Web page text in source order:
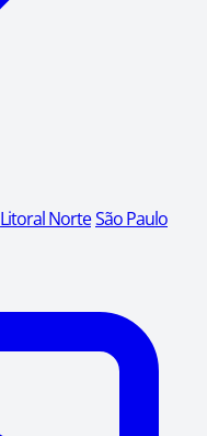
Litoral NorteSão Paulo